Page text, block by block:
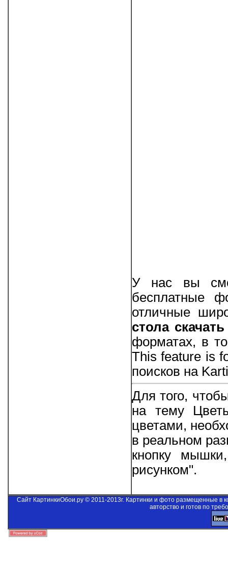
У нас вы
бесплатные
отличные
стола
форматах, в
This feature is
поисков на
Для того,
на тему
цветами,
в реальном
кнопку
рисунком".
Сайт КартинкиОбои.ру © 2011-2013г. Картинки и фото размещенные в
авторство и готов по